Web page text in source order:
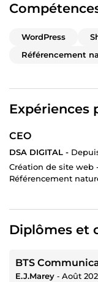
WordPress
Référencement
Expériences
CEO
DSA DIGITAL -
Création de site web
Référencement
Diplômes et
BTS
E.J.Marey ‐ Août